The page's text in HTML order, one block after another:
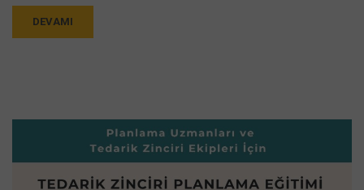
DEVAMI